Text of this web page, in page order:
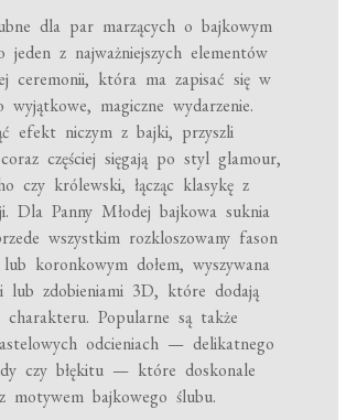
dla par marzących o bajkowym
jeden z najważniejszych elementów
ceremonii, która ma zapisać się w
wyjątkowe, magiczne wydarzenie.
efekt niczym z bajki, przyszli
częściej sięgają po styl glamour,
czy królewski, łącząc klasykę z
Dla Panny Młodej bajkowa suknia
wszystkim rozkloszowany fason
koronkowym dołem, wyszywana
lub zdobieniami 3D, które dodają
charakteru. Popularne są także
odcieniach — delikatnego
czy błękitu — które doskonale
motywem bajkowego ślubu.